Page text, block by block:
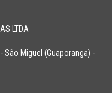
LTDA
São Miguel (Guaporanga) -